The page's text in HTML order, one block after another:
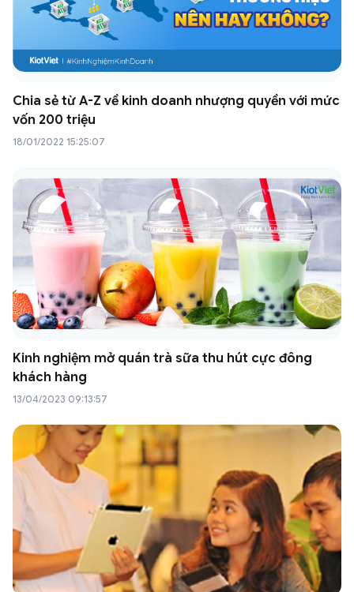
Chia sẻ từ A-Z về kinh doanh nhượng quyền với mức
vốn 200 triệu
18/01/2022 15:25:07
Kinh nghiệm mở quán trà sữa thu hút cực đông
khách hàng
13/04/2023 09:13:57